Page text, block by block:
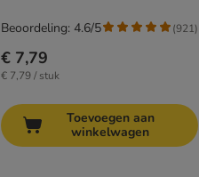
€ 7,79
€ 7,79 / stuk
Beoordeling: 4.6/5 (921)
Toevoegen aan
winkelwagen